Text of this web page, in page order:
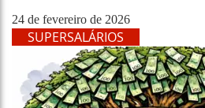
24 de fevereiro de 2026
SUPERSALÁRIOS